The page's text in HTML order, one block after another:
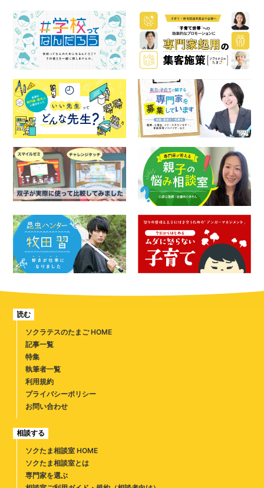
読む
ソクラテスのたまご HOME
記事一覧
特集
執筆者一覧
利用規約
プライバシーポリシー
お問い合わせ
相談する
ソクたま相談室 HOME
ソクたま相談室とは
専門家を選ぶ